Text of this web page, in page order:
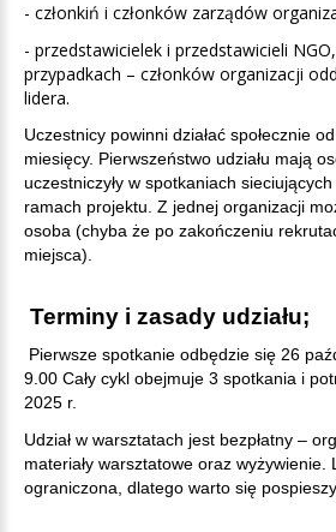
- członkiń i członków zarządów
- przedstawicielek i przedstawicieli
przypadkach – członków organizacji
lidera.
Uczestnicy powinni działać społecznie
miesięcy. Pierwszeństwo udziału mają
uczestniczyły w spotkaniach
ramach projektu. Z jednej organizacji
osoba (chyba że po zakończeniu
miejsca).
Terminy i zasady udziału;
Pierwsze spotkanie odbędzie się 26
9.00 Cały cykl obejmuje 3 spotkania i
2025 r.
Udział w warsztatach jest bezpłatny –
materiały warsztatowe oraz wyżywienie.
ograniczona, dlatego warto się